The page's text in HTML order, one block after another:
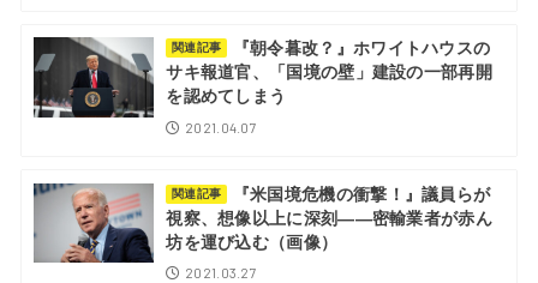
関連記事
『朝令暮改？』ホワイトハウスの
サキ報道官、「国境の壁」建設の一部再開
を認めてしまう
2021.04.07
関連記事
『米国境危機の衝撃！』議員らが
視察、想像以上に深刻――密輸業者が赤ん
坊を運び込む（画像）
2021.03.27